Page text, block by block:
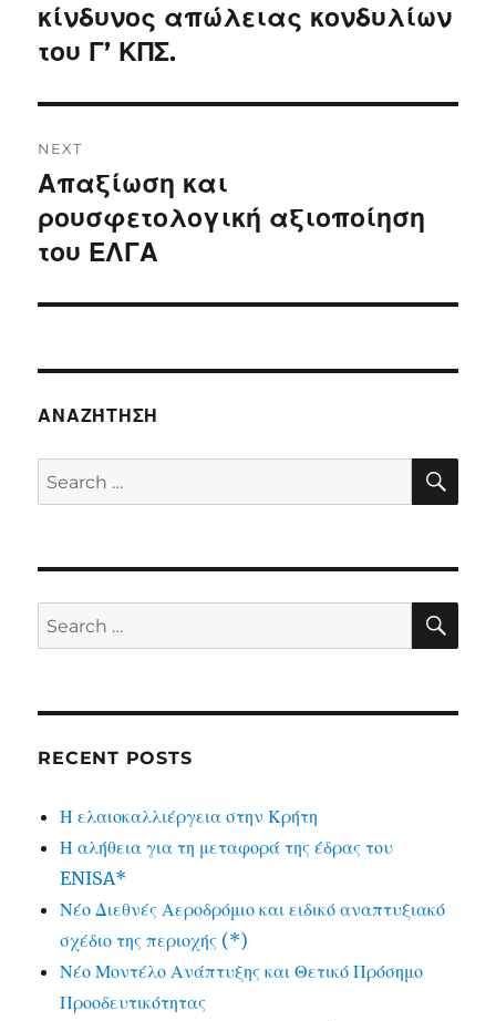
κίνδυνος απώλειας κονδυλίων
του Γ’ ΚΠΣ.
NEXT
Next
post:
Απαξίωση και
ρουσφετολογική αξιοποίηση
του ΕΛΓΑ
ΑΝΑΖΉΤΗΣΗ
Search
for:
Search
for:
RECENT POSTS
Η ελαιοκαλλιέργεια στην Κρήτη
Η αλήθεια για τη μεταφορά της έδρας του
ENISA*
Νέο Διεθνές Αεροδρόμιο και ειδικό αναπτυξιακό
σχέδιο της περιοχής (*)
Νέο Μοντέλο Ανάπτυξης και Θετικό Πρόσημο
Προοδευτικότητας